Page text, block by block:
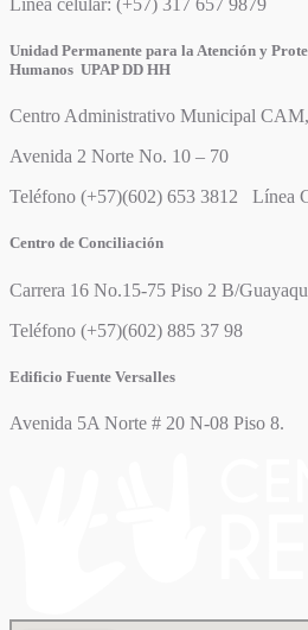
Línea celular: (+57) 317 657 9879
Unidad Permanente para la Atención y
Humanos UPAP DD HH
Centro Administrativo Municipal
Avenida 2 Norte No. 10 – 70
Teléfono (+57)(602) 653 3812 Línea
Centro de Conciliación
Carrera 16 No.15-75 Piso 2 B/
Teléfono (+57)(602) 885 37 98
Edificio Fuente Versalles
Avenida 5A Norte # 20 N-08 Piso 8.